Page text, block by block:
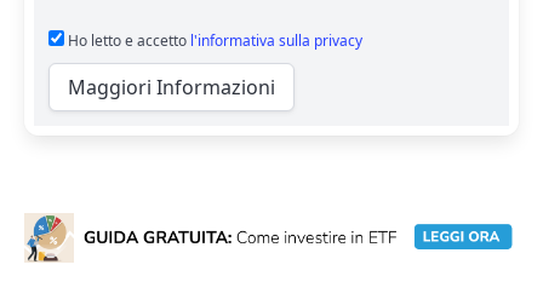
Ho letto e accetto l'informativa sulla privacy
Maggiori Informazioni